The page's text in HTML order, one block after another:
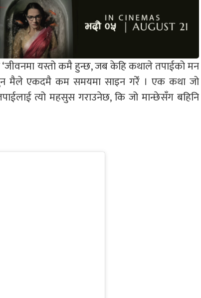
यस्तो कमै हुन्छ, जब केहि कथाले तपाईको मन
मैले एकदमै कम समयमा साइन गरेँ । एक कथा जो
त्यो महसुस गराउनेछ, कि जो मान्छेसँग बहिनि